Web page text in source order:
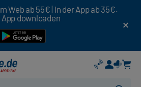
Web ab 55€ | In der App ab 35€.
downloaden